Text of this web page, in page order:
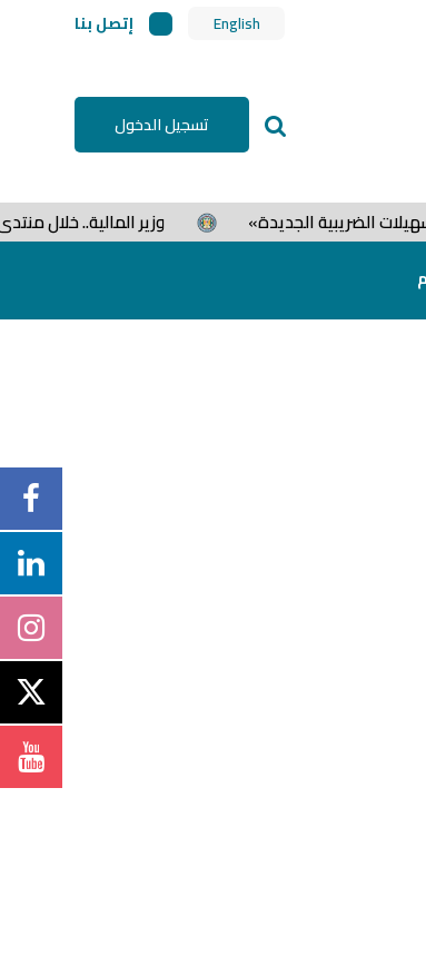
English إتصل بنا
تسجيل الدخول
الضريبية الجديدة» وزير المالية.. خلال